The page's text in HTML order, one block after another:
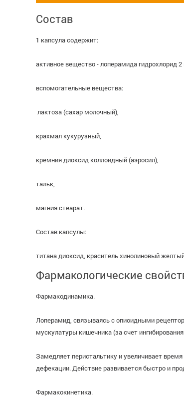
Состав
1 капсула содержит:
активное вещество - лоперамида гидрохлорид 2
вспомогательные вещества:
лактоза (сахар молочный),
крахмал кукурузный,
кремния диоксид коллоидный (аэросил),
тальк,
магния стеарат.
Состав капсулы:
титана диоксид, краситель хинолиновый
Фармакологические
Фармакодинамика.
Лоперамид, связываясь с опиоидными
мускулатуры кишечника (за счет
Замедляет перистальтику и увеличивает
дефекации. Действие развивается быстро и
Фармакокинетика.